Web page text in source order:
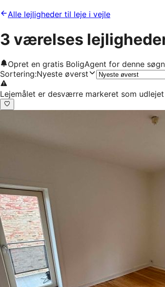
Alle lejligheder til leje i vejle
3 værelses
Opret en gratis BoligAgent for denne
Sortering:Nyeste øverst
Lejemålet er desværre markeret som